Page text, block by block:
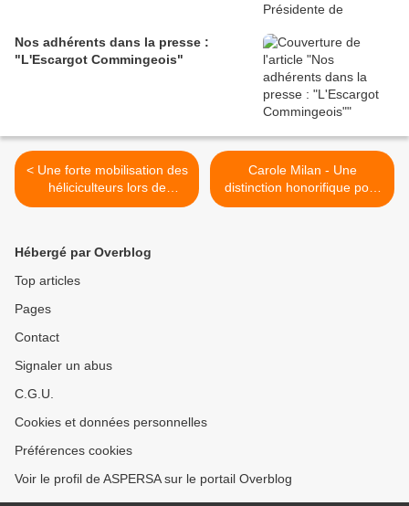
Nos adhérents dans la presse :
"L'Escargot Commingeois"
< Une forte mobilisation des
héliciculteurs lors de
l’assemblée générale de
Carole Milan - Une
distinction honorifique pour
la Présidente de l’ASPERSA
Hébergé par Overblog
Top articles
Pages
Contact
Signaler un abus
C.G.U.
Cookies et données personnelles
Préférences cookies
Voir le profil de ASPERSA sur le portail Overblog